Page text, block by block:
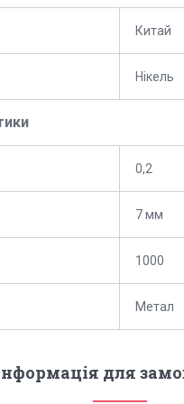
Китай
Нікель
0,2
7 мм
1000
Метал
для